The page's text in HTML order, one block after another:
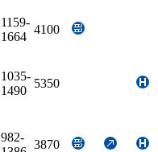
1159-
1664
4100
1035-
1490
5350
982-
3870